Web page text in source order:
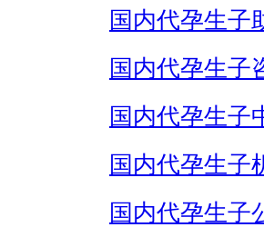
国内代孕生子
国内代孕生子
国内代孕生子
国内代孕生子
国内代孕生子